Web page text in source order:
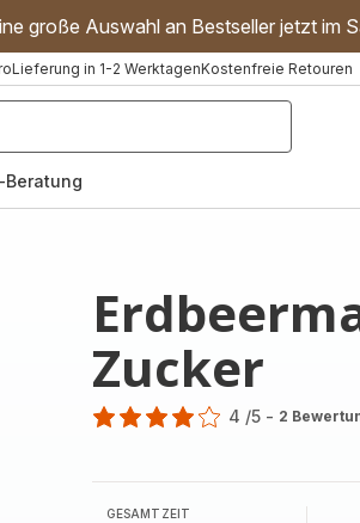
große Auswahl an Bestseller jetzt im
Lieferung in 1-2 WerktagenKostenfreie Retouren
Beratung
Zucker
4
Sternen
4 /5 - 2
GESAMTZEIT